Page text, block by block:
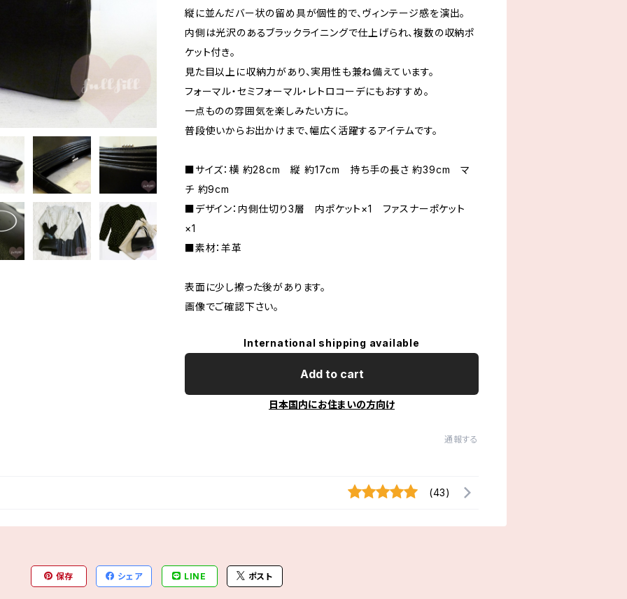
縦に並んだバー状の留め具が個性的で、ヴィンテージ感を演出。
内側は光沢のあるブラックライニングで仕上げられ、複数の収納ポ
ケット付き。
見た目以上に収納力があり、実用性も兼ね備えています。
フォーマル・セミフォーマル・レトロコーデにもおすすめ。
一点ものの雰囲気を楽しみたい方に。
普段使いからお出かけまで、幅広く活躍するアイテムです。
■サイズ：横 約28cm 縦 約17cm 持ち手の長さ 約39cm マ
チ 約9cm
■デザイン：内側仕切り3層 内ポケット×1 ファスナーポケット
×1
■素材：羊革
表面に少し擦った後があります。
画像でご確認下さい。
International shipping available
Add to cart
日本国内にお住まいの方向け
通報する
(43)
保存 シェア LINE ポスト